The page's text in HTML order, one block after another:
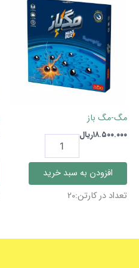
مگ-مگ باز
۱۸.۵۰۰.۰۰۰ریال
باز
عدد
افزودن به سبد خرید
تعداد در کارتن:20